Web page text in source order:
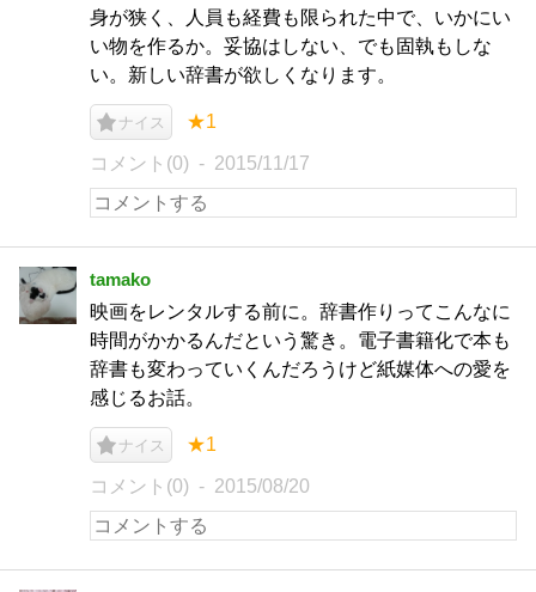
身が狭く、人員も経費も限られた中で、いかにい
い物を作るか。妥協はしない、でも固執もしな
い。新しい辞書が欲しくなります。
ナイス ★1
コメント(0) 2015/11/17
tamako
映画をレンタルする前に。辞書作りってこんなに
時間がかかるんだという驚き。電子書籍化で本も
辞書も変わっていくんだろうけど紙媒体への愛を
感じるお話。
ナイス ★1
コメント(0) 2015/08/20